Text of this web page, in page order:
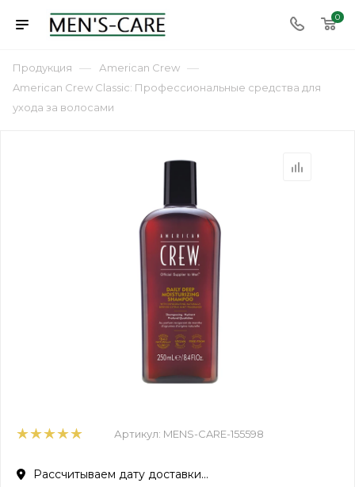
0
Продукция — Аmerican Сrew —
American Crew Classic: Профессиональные средства для
ухода за волосами
Артикул: MENS-CARE-155598
Рассчитываем дату доставки...